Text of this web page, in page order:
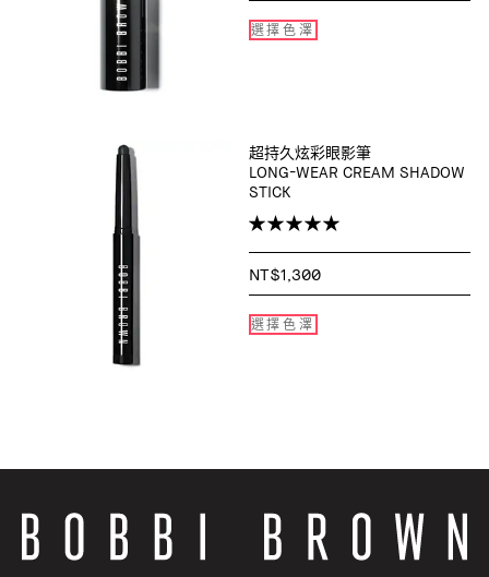
選擇色澤
超持久炫彩眼影筆
LONG-WEAR CREAM SHADOW
STICK
NT$1,300
選擇色澤